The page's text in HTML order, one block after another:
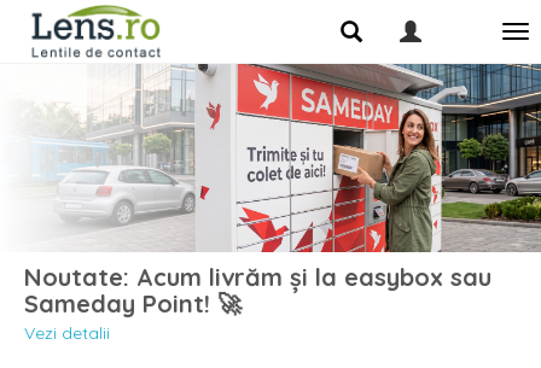
Noutate: Acum livrăm și la easybox sau
Sameday Point! 🚀
Vezi detalii